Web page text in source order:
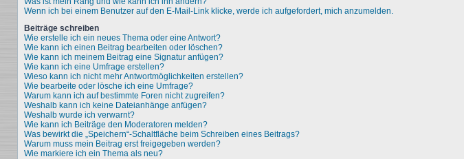
Wenn ich bei einem Benutzer auf den E-Mail-Link klicke, werde ich aufgefordert, mich anzumelden.
Beiträge schreiben
Wie erstelle ich ein neues Thema oder eine Antwort?
Wie kann ich einen Beitrag bearbeiten oder löschen?
Wie kann ich meinem Beitrag eine Signatur anfügen?
Wie kann ich eine Umfrage erstellen?
Wieso kann ich nicht mehr Antwortmöglichkeiten erstellen?
Wie bearbeite oder lösche ich eine Umfrage?
Warum kann ich auf bestimmte Foren nicht zugreifen?
Weshalb kann ich keine Dateianhänge anfügen?
Weshalb wurde ich verwarnt?
Wie kann ich Beiträge den Moderatoren melden?
Was bewirkt die „Speichern“-Schaltfläche beim Schreiben eines Beitrags?
Warum muss mein Beitrag erst freigegeben werden?
Wie markiere ich ein Thema als neu?